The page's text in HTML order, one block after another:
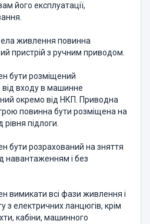
його експлуатації,
живлення повинна
пристрій з ручним приводом.
бути розміщений
входу в машинне
окремо від НКП. Приводна
повинна бути розміщена на
підлоги.
бути розрахований на зняття
навантаженням і без
вимикати всі фази живлення і
з електричних ланцюгів, крім
кабіни, машинного